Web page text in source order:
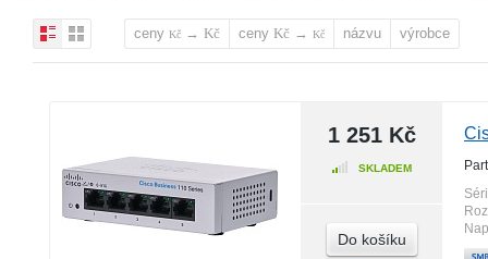
ceny Kč → Kč ceny Kč → Kč názvu výrobce
1 251 Kč
SKLADEM
Do košíku